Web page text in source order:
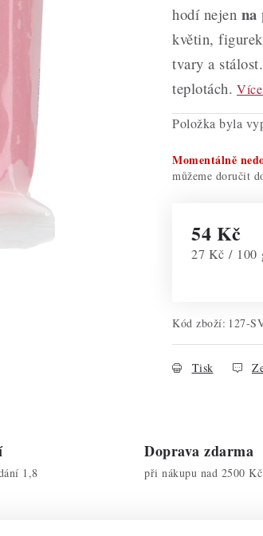
hodí nejen na
květin,
tvary a
teplotách.
Položka byla
Momentálně
54 Kč
Měrná cena:
27 Kč / 100
Kód zboží: 127-
Tisk
1,8
Doprava zdarma
při nákupu nad 2500 Kč